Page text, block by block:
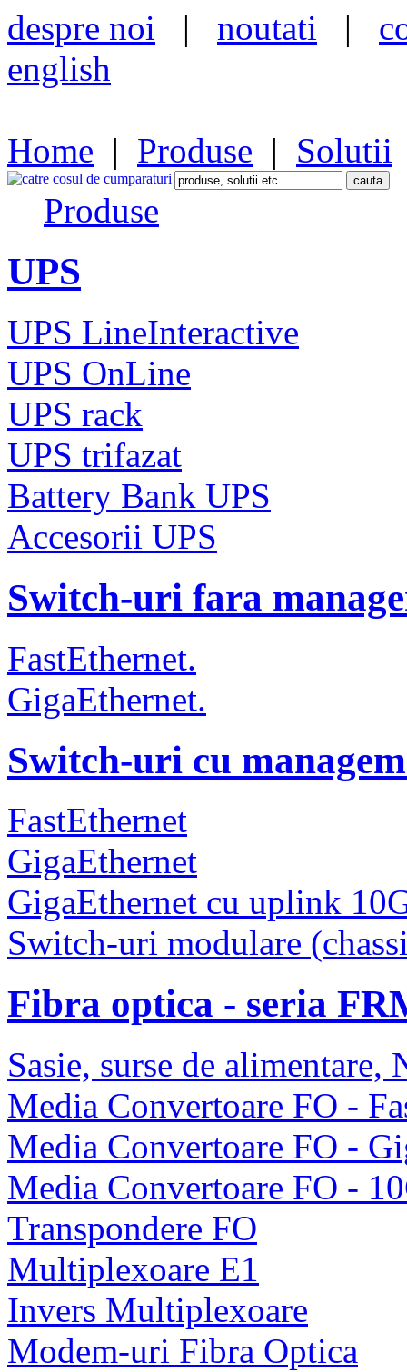
despre noi | noutati |
english
Home | Produse | Solutii
Produse
UPS
UPS LineInteractive
UPS OnLine
UPS rack
UPS trifazat
Battery Bank UPS
Accesorii UPS
Switch-uri fara
FastEthernet.
GigaEthernet.
Switch-uri cu
FastEthernet
GigaEthernet
GigaEthernet cu uplink
Switch-uri modulare
Fibra optica - seria
Sasie, surse de alimentare,
Media Convertoare FO -
Media Convertoare FO -
Media Convertoare FO -
Transpondere FO
Multiplexoare E1
Invers Multiplexoare
Modem-uri Fibra Optica